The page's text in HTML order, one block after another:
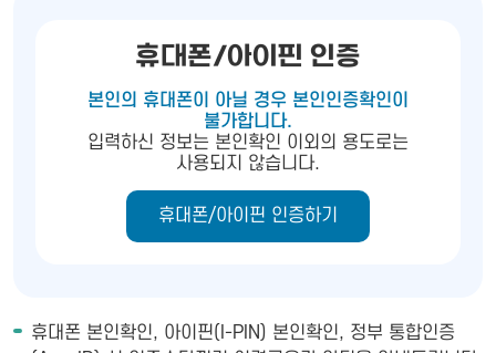
휴대폰/아이핀 인증
본인의 휴대폰이 아닐 경우 본인인증확인이
불가합니다.
입력하신 정보는 본인확인 이외의 용도로는
사용되지 않습니다.
휴대폰/아이핀 인증하기
휴대폰 본인확인, 아이핀(I-PIN) 본인확인, 정부 통합인증